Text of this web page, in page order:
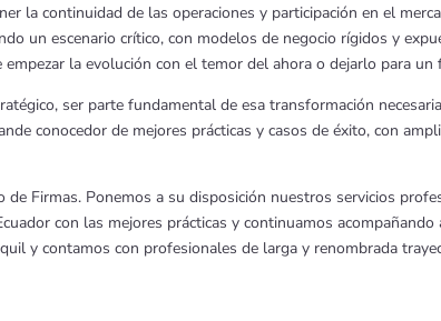
la continuidad de las operaciones y participación en el
un escenario crítico, con modelos de negocio rígidos y
la evolución con el temor del ahora o dejarlo para
ser parte fundamental de esa transformación
conocedor de mejores prácticas y casos de éxito, con
Firmas. Ponemos a su disposición nuestros servicios
con las mejores prácticas y continuamos
y contamos con profesionales de larga y renombrada